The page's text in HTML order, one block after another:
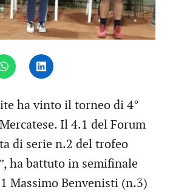
ha vinto il torneo di 4°
Il 4.1 del Forum
di serie n.2 del trofeo
ha battuto in semifinale
Massimo Benvenisti (n.3)